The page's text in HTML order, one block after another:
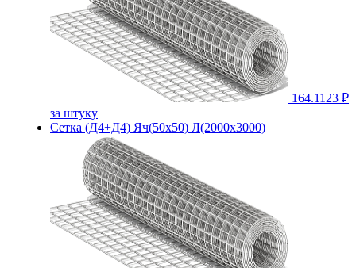
164.1123 ₽
за штуку
Сетка (Д4+Д4) Яч(50х50) Л(2000х3000)